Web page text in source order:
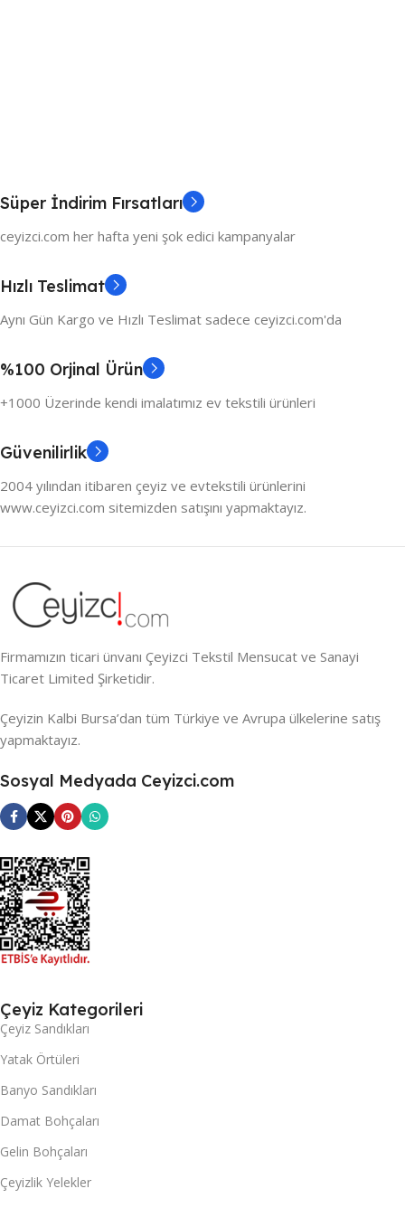
Süper İndirim Fırsatları
ceyizci.com her hafta yeni şok edici kampanyalar
Hızlı Teslimat
Aynı Gün Kargo ve Hızlı Teslimat sadece ceyizci.com'da
%100 Orjinal Ürün
+1000 Üzerinde kendi imalatımız ev tekstili ürünleri
Güvenilirlik
2004 yılından itibaren çeyiz ve evtekstili ürünlerini
www.ceyizci.com sitemizden satışını yapmaktayız.
Firmamızın ticari ünvanı Çeyizci Tekstil Mensucat ve Sanayi
Ticaret Limited Şirketidir.
Çeyizin Kalbi Bursa’dan tüm Türkiye ve Avrupa ülkelerine satış
yapmaktayız.
Sosyal Medyada Ceyizci.com
Çeyiz Kategorileri
Çeyiz Sandıkları
Yatak Örtüleri
Banyo Sandıkları
Damat Bohçaları
Gelin Bohçaları
Çeyizlik Yelekler